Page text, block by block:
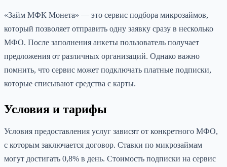
«Займ МФК Монета» — это сервис подбора микрозаймов,
который позволяет отправить одну заявку сразу в несколько
МФО. После заполнения анкеты пользователь получает
предложения от различных организаций. Однако важно
помнить, что сервис может подключать платные подписки,
которые списывают средства с карты.
Условия и тарифы
Условия предоставления услуг зависят от конкретного МФО,
с которым заключается договор. Ставки по микрозаймам
могут достигать 0,8% в день. Стоимость подписки на сервис